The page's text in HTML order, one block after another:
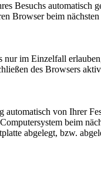
Besuchs automatisch
Browser beim nächsten
nur im Einzelfall
des Browsers
automatisch von Ihrer
beim
abgelegt, bzw.